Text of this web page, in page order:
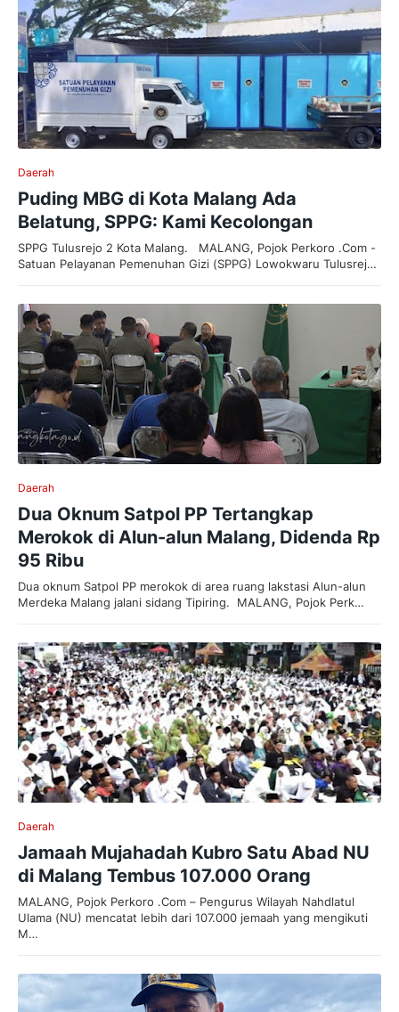
Daerah
Puding MBG di Kota Malang Ada
Belatung, SPPG: Kami Kecolongan
SPPG Tulusrejo 2 Kota Malang. MALANG, Pojok Perkoro .Com -
Satuan Pelayanan Pemenuhan Gizi (SPPG) Lowokwaru Tulusrej…
Daerah
Dua Oknum Satpol PP Tertangkap
Merokok di Alun-alun Malang, Didenda Rp
95 Ribu
Dua oknum Satpol PP merokok di area ruang lakstasi Alun-alun
Merdeka Malang jalani sidang Tipiring. MALANG, Pojok Perk…
Daerah
Jamaah Mujahadah Kubro Satu Abad NU
di Malang Tembus 107.000 Orang
MALANG, Pojok Perkoro .Com – Pengurus Wilayah Nahdlatul
Ulama (NU) mencatat lebih dari 107.000 jemaah yang mengikuti
M…